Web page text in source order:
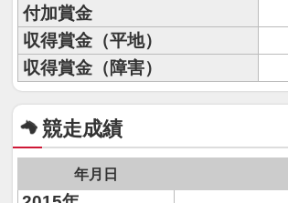
付加賞金
収得賞金（平地）
収得賞金（障害）
競走成績
年月日